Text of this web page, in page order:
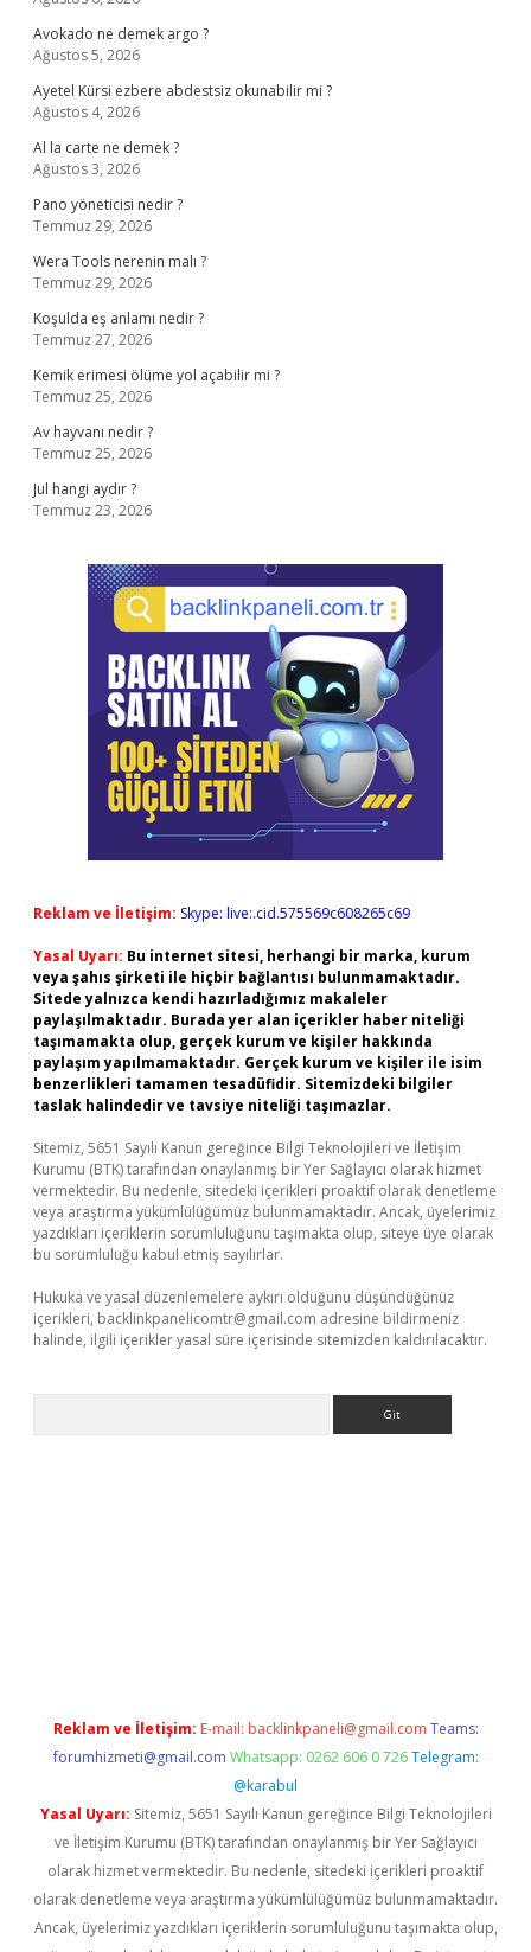
Avokado ne demek argo ?
Ağustos 5, 2026
Ayetel Kürsi ezbere abdestsiz okunabilir mi ?
Ağustos 4, 2026
Al la carte ne demek ?
Ağustos 3, 2026
Pano yöneticisi nedir ?
Temmuz 29, 2026
Wera Tools nerenin malı ?
Temmuz 29, 2026
Koşulda eş anlamı nedir ?
Temmuz 27, 2026
Kemik erimesi ölüme yol açabilir mi ?
Temmuz 25, 2026
Av hayvanı nedir ?
Temmuz 25, 2026
Jul hangi aydır ?
Temmuz 23, 2026
Reklam ve İletişim: Skype: live:.cid.575569c608265c69
Yasal Uyarı: Bu internet sitesi, herhangi bir marka, kurum
veya şahıs şirketi ile hiçbir bağlantısı bulunmamaktadır.
Sitede yalnızca kendi hazırladığımız makaleler
paylaşılmaktadır. Burada yer alan içerikler haber niteliği
taşımamakta olup, gerçek kurum ve kişiler hakkında
paylaşım yapılmamaktadır. Gerçek kurum ve kişiler ile isim
benzerlikleri tamamen tesadüfidir. Sitemizdeki bilgiler
taslak halindedir ve tavsiye niteliği taşımazlar.
Sitemiz, 5651 Sayılı Kanun gereğince Bilgi Teknolojileri ve İletişim
Kurumu (BTK) tarafından onaylanmış bir Yer Sağlayıcı olarak hizmet
vermektedir. Bu nedenle, sitedeki içerikleri proaktif olarak denetleme
veya araştırma yükümlülüğümüz bulunmamaktadır. Ancak, üyelerimiz
yazdıkları içeriklerin sorumluluğunu taşımakta olup, siteye üye olarak
bu sorumluluğu kabul etmiş sayılırlar.
Hukuka ve yasal düzenlemelere aykırı olduğunu düşündüğünüz
içerikleri, backlinkpanelicomtr@gmail.com adresine bildirmeniz
halinde, ilgili içerikler yasal süre içerisinde sitemizden kaldırılacaktır.
Reklam ve İletişim: E-mail: backlinkpaneli@gmail.com Teams:
forumhizmeti@gmail.com Whatsapp: 0262 606 0 726 Telegram:
@karabul
Yasal Uyarı: Sitemiz, 5651 Sayılı Kanun gereğince Bilgi Teknolojileri
ve İletişim Kurumu (BTK) tarafından onaylanmış bir Yer Sağlayıcı
olarak hizmet vermektedir. Bu nedenle, sitedeki içerikleri proaktif
olarak denetleme veya araştırma yükümlülüğümüz bulunmamaktadır.
Ancak, üyelerimiz yazdıkları içeriklerin sorumluluğunu taşımakta olup,